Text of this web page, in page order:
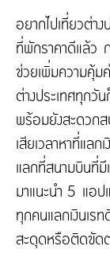
Fire Insurance
About Tune
About Tune
Company Profile
Corporate
Annual Report
Financials &
อยากไปเที่ยวต่า
ที่พักราคาดีแล้ว ก
ช่วยเพิ่มความคุ้ม
ต่างประเทศทุกวั
พร้อมยังสะดวกส
เสียเวลาหาที่แล
แลกที่สนามบินที่
มาแนะนำ 5 แอป
ทุกคนแลกเงินเร
สะดุดหรือติดขัด